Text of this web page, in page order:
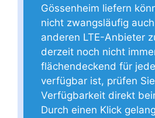
Gössenheim liefern
nicht zwangsläufig
anderen LTE-Anbieter
derzeit noch nicht
flächendeckend für
verfügbar ist, prüfen
Verfügbarkeit direkt
Durch einen Klick